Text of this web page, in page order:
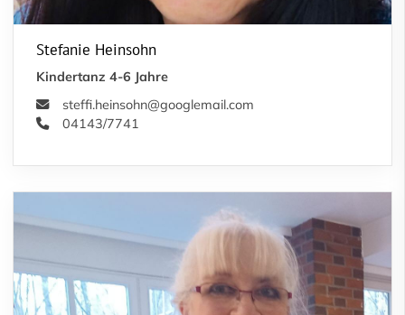
Stefanie Heinsohn
Kindertanz 4-6 Jahre
steffi.heinsohn@googlemail.com
04143/7741